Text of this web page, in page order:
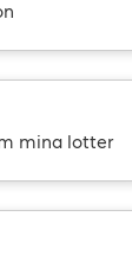
mina lotter